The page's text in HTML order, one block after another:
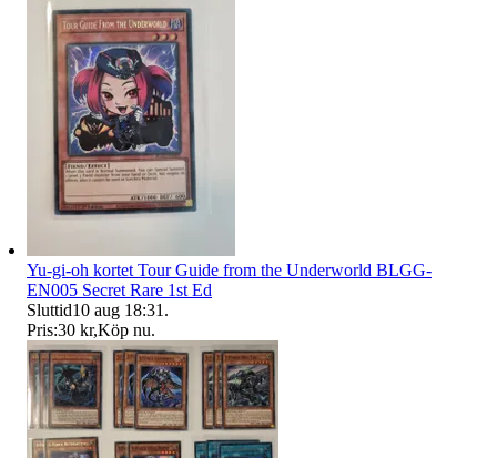
Yu-gi-oh kortet Tour Guide from the Underworld BLGG-
EN005 Secret Rare 1st Ed
Sluttid10 aug 18:31 .
Pris:30 kr,Köp nu.